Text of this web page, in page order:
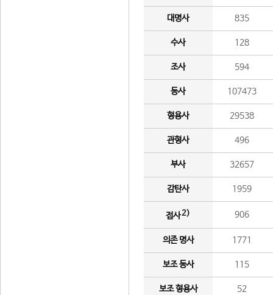
대명사 835
수사 128
조사 594
동사 107473
형용사 29538
관형사 496
부사 32657
감탄사 1959
접사2) 906
의존 명사 1771
보조 동사 115
보조 형용사 52